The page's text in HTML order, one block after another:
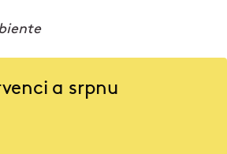
a srpnu